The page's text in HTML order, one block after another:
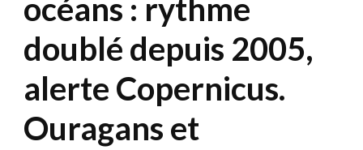
océans : rythme
doublé depuis 2005,
alerte Copernicus.
Ouragans et